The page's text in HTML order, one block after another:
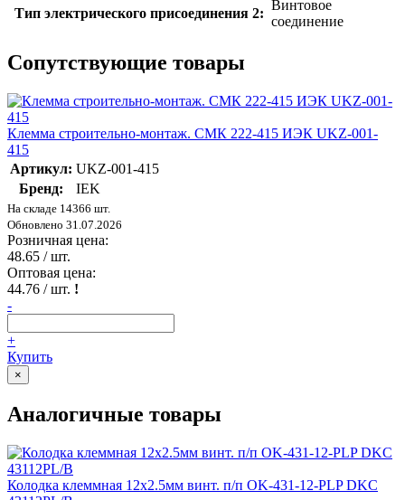
Тип электрического присоединения 2:
Винтовое
соединение
Сопутствующие товары
Клемма строительно-монтаж. СМК 222-415 ИЭК UKZ-001-
415
Артикул: UKZ-001-415
Бренд:
IEK
На складе 14366 шт.
Обновлено 31.07.2026
Розничная цена:
48.65 / шт.
Оптовая цена:
44.76 / шт. !
-
+
Купить
×
Аналогичные товары
Колодка клеммная 12х2.5мм винт. п/п OK-431-12-PLP DKC